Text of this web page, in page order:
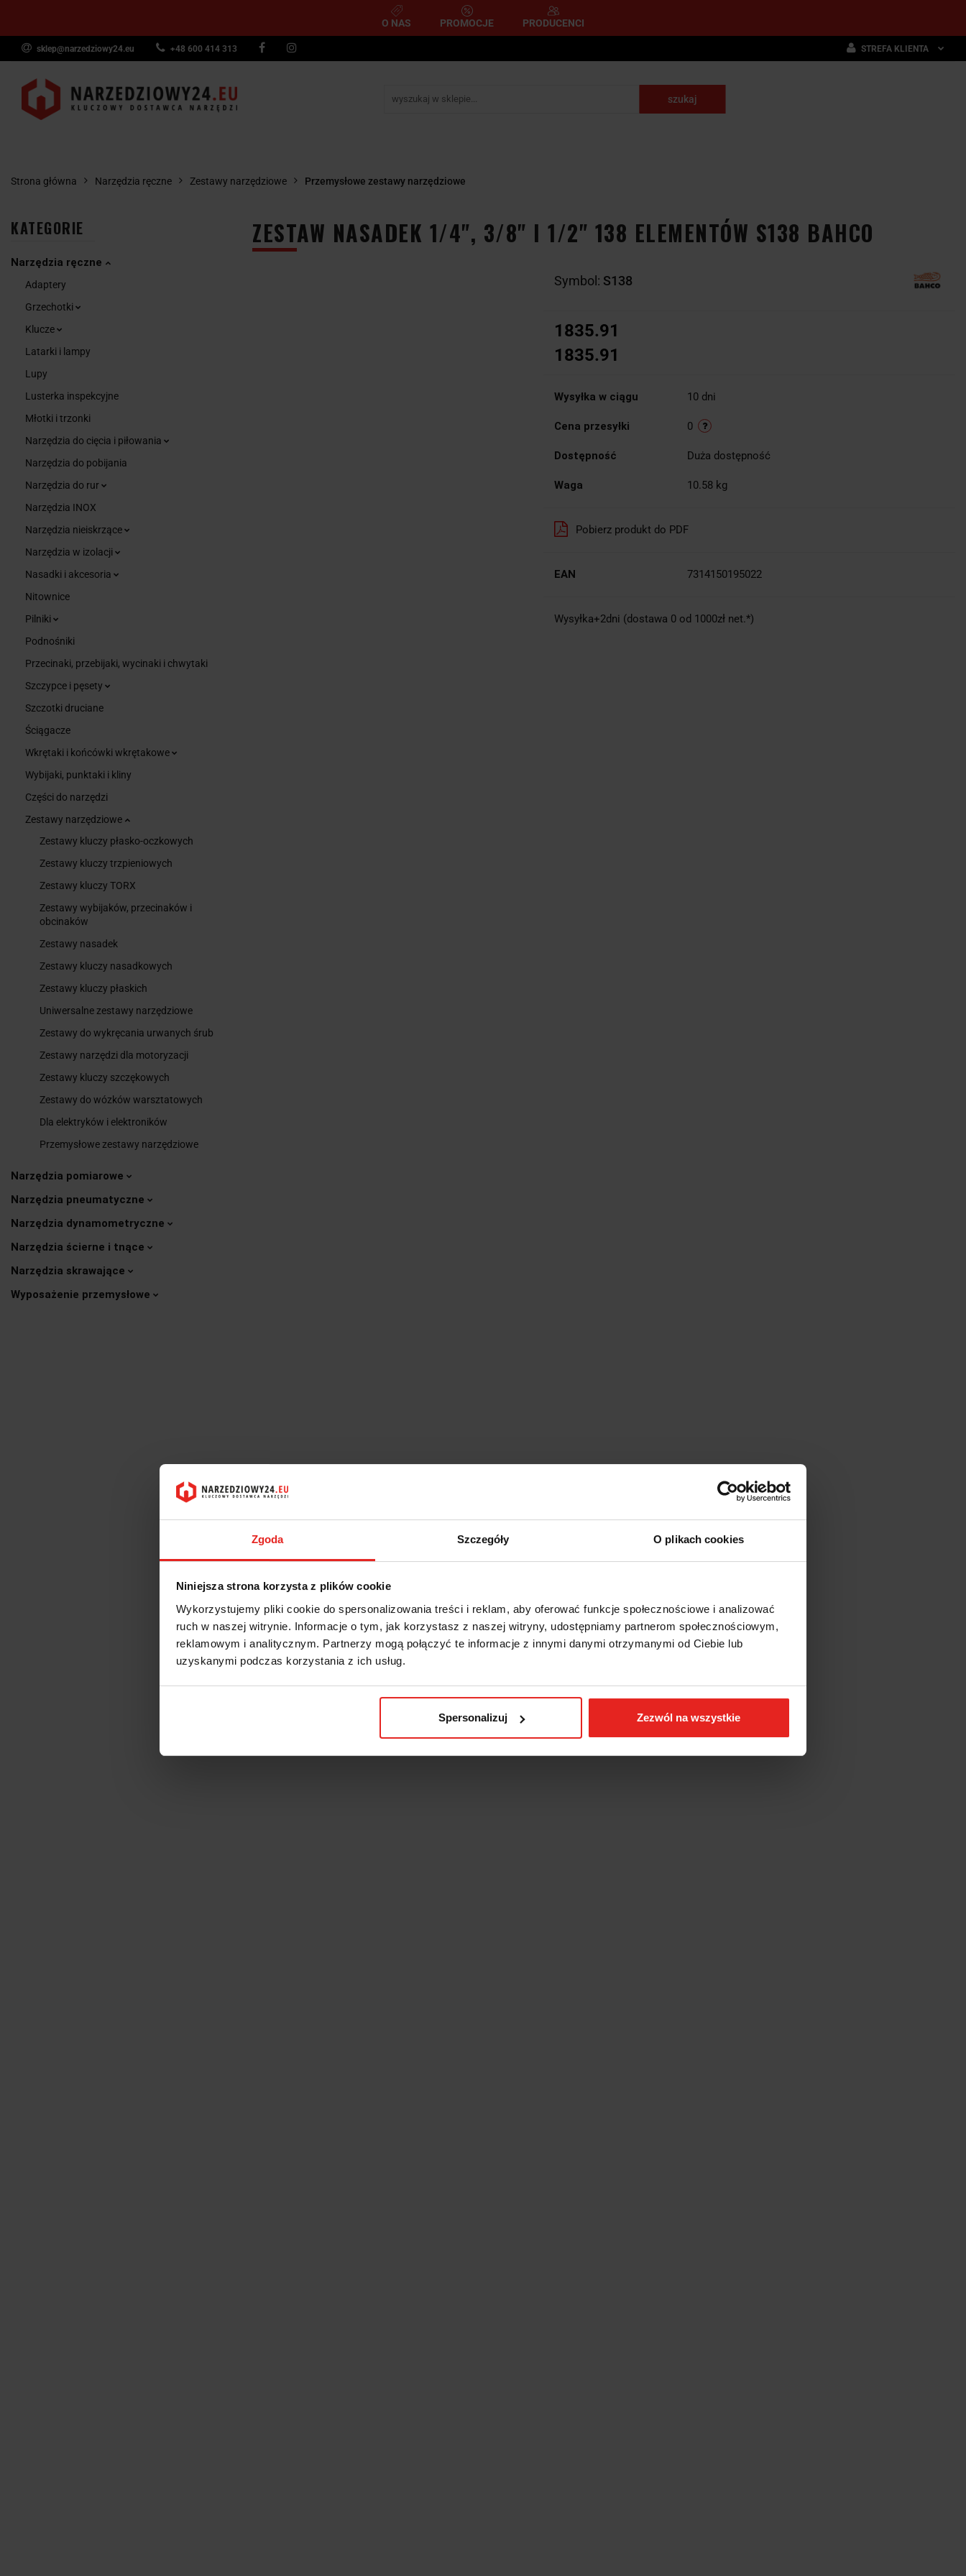
Zgoda Szczegóły O plikach cookies
Niniejsza strona korzysta z plików cookie
Wykorzystujemy pliki cookie do spersonalizowania treści i reklam, aby oferować funkcje społecznościowe i analizować
ruch w naszej witrynie. Informacje o tym, jak korzystasz z naszej witryny, udostępniamy partnerom społecznościowym,
reklamowym i analitycznym. Partnerzy mogą połączyć te informacje z innymi danymi otrzymanymi od Ciebie lub
uzyskanymi podczas korzystania z ich usług.
Spersonalizuj Zezwól na wszystkie
O NAS PROMOCJE PRODUCENCI
sklep@narzedziowy24.eu +48 600 414 313 STREFA KLIENTA
Narzędzia ręczne Narzędzia pomiarowe Narzędzia pneumatyczne
Narzędzia dynamometryczne Narzędzia skrawające
Strona główna Narzędzia ręczne Zestawy narzędziowe Przemysłowe zestawy narzędziowe
KATEGORIE
Narzędzia ręczne
Adaptery
Grzechotki
Klucze
Latarki i lampy
Lupy
Lusterka inspekcyjne
Młotki i trzonki
Narzędzia do cięcia i piłowania
Narzędzia do pobijania
Narzędzia do rur
Narzędzia INOX
Narzędzia nieiskrzące
Narzędzia w izolacji
Nasadki i akcesoria
Nitownice
Pilniki
Podnośniki
Przecinaki, przebijaki, wycinaki i chwytaki
Szczypce i pęsety
Szczotki druciane
Ściągacze
Wkrętaki i końcówki wkrętakowe
Wybijaki, punktaki i kliny
Części do narzędzi
Zestawy narzędziowe
Zestawy kluczy płasko-oczkowych
Zestawy kluczy trzpieniowych
Zestawy kluczy TORX
Zestawy wybijaków, przecinaków i
obcinaków
Zestawy nasadek
Zestawy kluczy nasadkowych
Zestawy kluczy płaskich
Uniwersalne zestawy narzędziowe
Zestawy do wykręcania urwanych śrub
Zestawy narzędzi dla motoryzacji
Zestawy kluczy szczękowych
Zestawy do wózków warsztatowych
Dla elektryków i elektroników
Przemysłowe zestawy narzędziowe
Narzędzia pomiarowe
Narzędzia pneumatyczne
Narzędzia dynamometryczne
Narzędzia ścierne i tnące
Narzędzia skrawające
Wyposażenie przemysłowe
ZESTAW NASADEK 1/4", 3/8" I 1/2" 138 ELEMENTÓW S138 BAHCO
Symbol: S138
1835.91
1835.91
Wysyłka w ciągu 10 dni
Cena przesyłki 0
Dostępność Duża dostępność
Waga 10.58 kg
Pobierz produkt do PDF
EAN 7314150195022
Wysyłka+2dni (dostawa 0 od 1000zł net.*)